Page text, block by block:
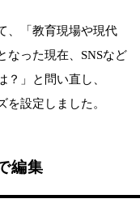
、「教育現場や現代
なった現在、SNSなど
」と問い直し、
を設定しました。
編集